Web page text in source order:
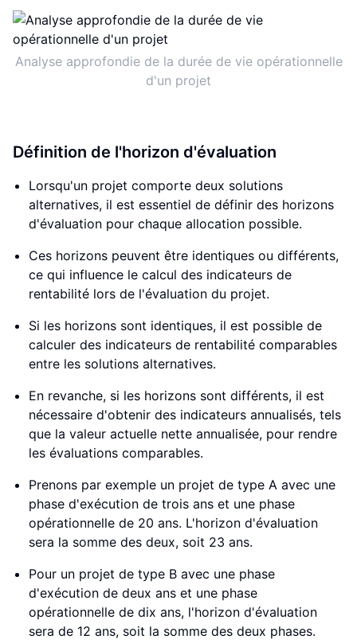
Analyse approfondie de la durée de vie opérationnelle
d'un projet
Définition de l'horizon d'évaluation
Lorsqu'un projet comporte deux solutions
alternatives, il est essentiel de définir des horizons
d'évaluation pour chaque allocation possible.
Ces horizons peuvent être identiques ou différents,
ce qui influence le calcul des indicateurs de
rentabilité lors de l'évaluation du projet.
Si les horizons sont identiques, il est possible de
calculer des indicateurs de rentabilité comparables
entre les solutions alternatives.
En revanche, si les horizons sont différents, il est
nécessaire d'obtenir des indicateurs annualisés, tels
que la valeur actuelle nette annualisée, pour rendre
les évaluations comparables.
Prenons par exemple un projet de type A avec une
phase d'exécution de trois ans et une phase
opérationnelle de 20 ans. L'horizon d'évaluation
sera la somme des deux, soit 23 ans.
Pour un projet de type B avec une phase
d'exécution de deux ans et une phase
opérationnelle de dix ans, l'horizon d'évaluation
sera de 12 ans, soit la somme des deux phases.